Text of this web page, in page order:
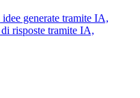
generate tramite IA,
risposte tramite IA,